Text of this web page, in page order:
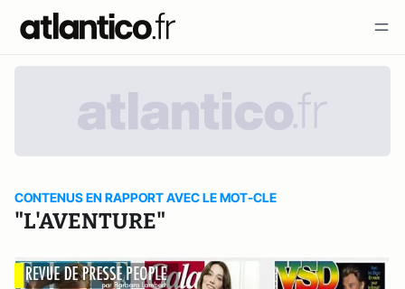
CONTENUS EN RAPPORT AVEC LE MOT-CLE
"L'AVENTURE"